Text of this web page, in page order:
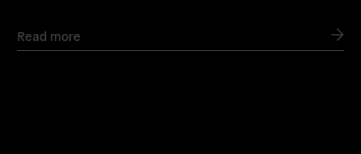
Read more